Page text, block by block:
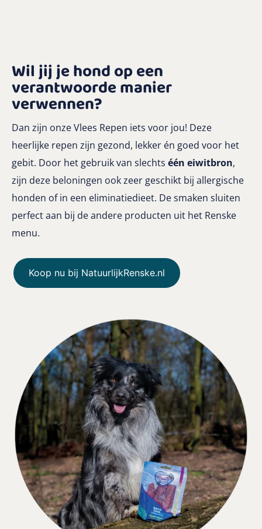
Wil jij je hond op een
verantwoorde manier
verwennen?
Dan zijn onze Vlees Repen iets voor jou! Deze
heerlijke repen zijn gezond, lekker én goed voor het
gebit. Door het gebruik van slechts één eiwitbron,
zijn deze beloningen ook zeer geschikt bij allergische
honden of in een eliminatiedieet. De smaken sluiten
perfect aan bij de andere producten uit het Renske
menu.
Koop nu bij NatuurlijkRenske.nl